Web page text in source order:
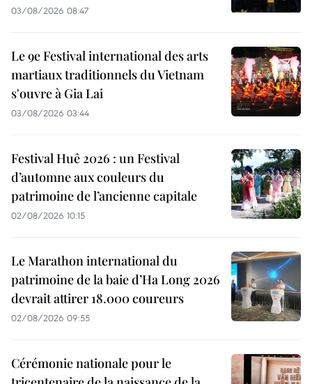
03/08/2026 08:47
Le 9e Festival international des arts
martiaux traditionnels du Vietnam
s'ouvre à Gia Lai
03/08/2026 03:44
Festival Huê 2026 : un Festival
d’automne aux couleurs du
patrimoine de l’ancienne capitale
02/08/2026 10:15
Le Marathon international du
patrimoine de la baie d’Ha Long 2026
devrait attirer 18.000 coureurs
02/08/2026 09:55
Cérémonie nationale pour le